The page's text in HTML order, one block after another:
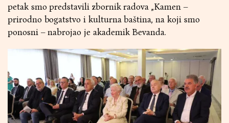
petak smo predstavili zbornik radova „Kamen –
prirodno bogatstvo i kulturna baština, na koji smo
ponosni – nabrojao je akademik Bevanda.